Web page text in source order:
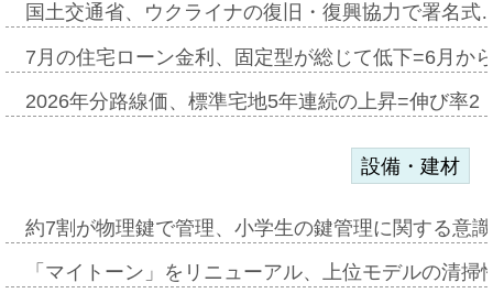
国土交通省、ウクライナの復旧・復興協力で署名
7月の住宅ローン金利、固定型が総じて低下=6月か
2026年分路線価、標準宅地5年連続の上昇=伸び率
設備・建材
約7割が物理鍵で管理、小学生の鍵管理に関する意
「マイトーン」をリニューアル、上位モデルの清